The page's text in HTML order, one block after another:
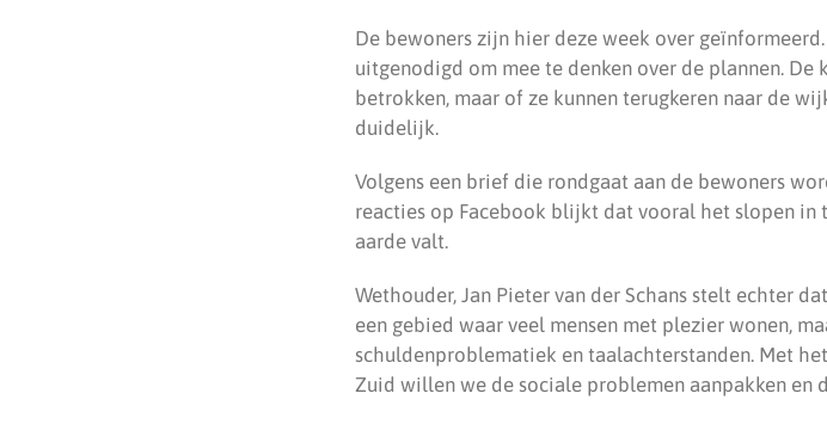
De bewoners zijn hier deze week over
uitgenodigd om mee te denken over de plannen.
betrokken, maar of ze kunnen terugkeren naar de
duidelijk.
Volgens een brief die rondgaat aan de bewoners
reacties op Facebook blijkt dat vooral het slopen
aarde valt.
Wethouder, Jan Pieter van der Schans stelt echter
een gebied waar veel mensen met plezier wonen,
schuldenproblematiek en taalachterstanden. Met
Zuid willen we de sociale problemen aanpakken en